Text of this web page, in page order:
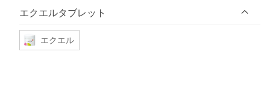
エクエルタブレット
エクエル